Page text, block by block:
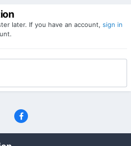
later. If you have an account, sign in